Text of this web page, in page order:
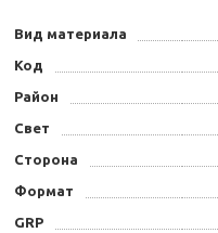
Вид материала
Код
Район
Свет
Сторона
Формат
GRP